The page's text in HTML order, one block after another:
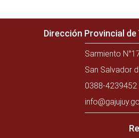
Dirección Provincial
Sarmiento
San Salvador
0388-